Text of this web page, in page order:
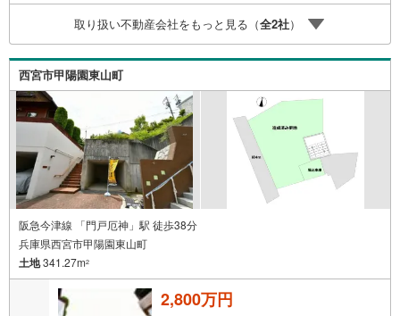
数ございます。 地域密着の当店では2000万円台の新築戸
建や、1000万円台の中古マンションを始め多数物件を取り
扱っています。Yahoo！不動産に掲載しきれない物件もご
紹介できます。弊社ホームページへは「C21アクロス」で
検索！
取り扱い不動産会社をもっと見る（全2社）
西宮市甲陽園東山町
阪急今津線 「門戸厄神」駅 徒歩38分
兵庫県西宮市甲陽園東山町
土地341.27m2
2,800万円